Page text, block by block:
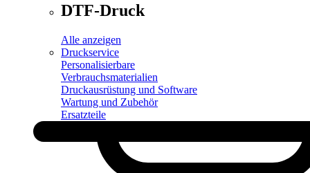
DTF-Druck
Alle anzeigen
Druckservice
Personalisierbare
Verbrauchsmaterialien
Druckausrüstung und Software
Wartung und Zubehör
Ersatzteile